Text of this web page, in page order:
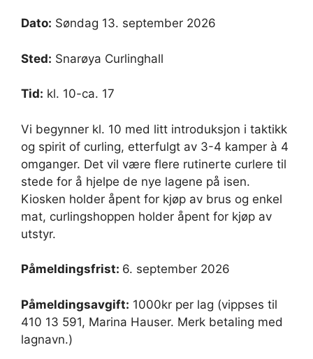
Dato: Søndag 13. september 2026
Sted: Snarøya Curlinghall
Tid: kl. 10-ca. 17
Vi begynner kl. 10 med litt introduksjon i taktikk
og spirit of curling, etterfulgt av 3-4 kamper à 4
omganger. Det vil være flere rutinerte curlere til
stede for å hjelpe de nye lagene på isen.
Kiosken holder åpent for kjøp av brus og enkel
mat, curlingshoppen holder åpent for kjøp av
utstyr.
Påmeldingsfrist: 6. september 2026
Påmeldingsavgift: 1000kr per lag (vippses til
410 13 591, Marina Hauser. Merk betaling med
lagnavn.)